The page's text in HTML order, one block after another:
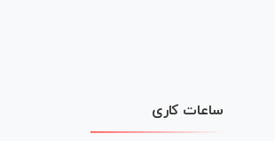
ساعات کاری